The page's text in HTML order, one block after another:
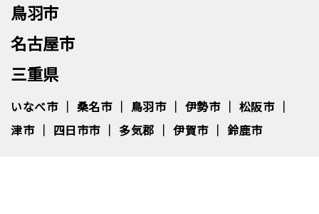
鳥羽市
名古屋市
三重県
いなべ市 桑名市 鳥羽市 伊勢市
松阪市
津市
四日市市 多気郡 伊賀市 鈴鹿市